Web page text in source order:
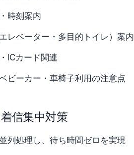
時刻案内
レベーター・多目的トイレ）案内
ICカード関連
ビーカー・車椅子利用の注意点
信集中対策
列処理し、待ち時間ゼロを実現